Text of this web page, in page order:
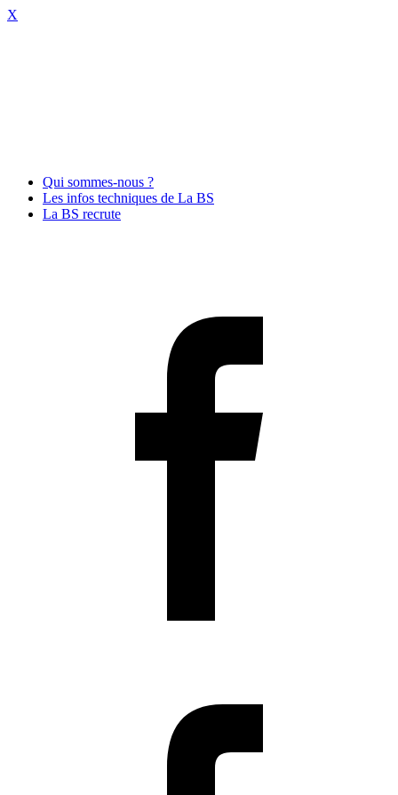
X
Qui sommes-nous ?
Les infos techniques de La BS
La BS recrute